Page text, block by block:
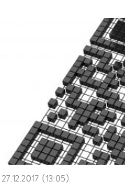
27.12.2017 (13:05)